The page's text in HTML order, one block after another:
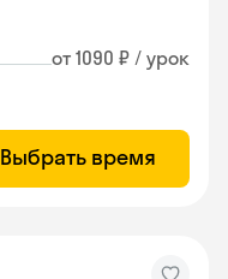
от 1090 ₽ / урок
Выбрать время